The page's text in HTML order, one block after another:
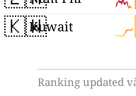
🇰🇼Kuwait
Ranking updated